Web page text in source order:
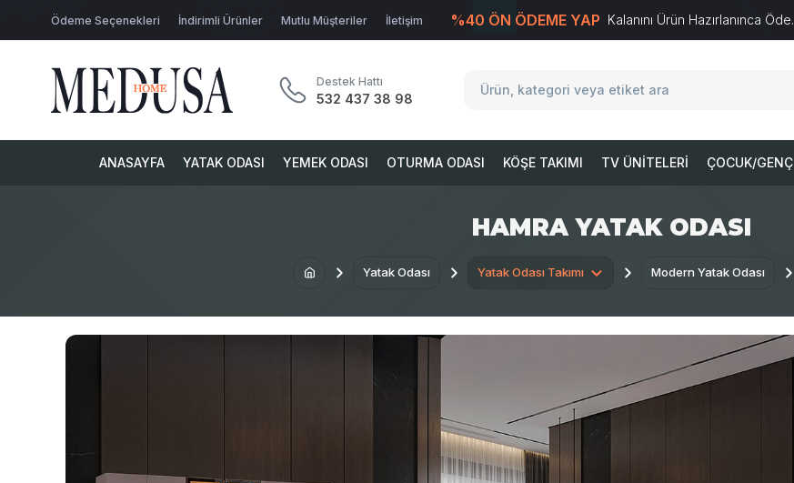
Ödeme Seçenekleri İndirimli Ürünler Mutlu Müşteriler İletişim %40 ÖN ÖDEME YAP Kalanını Ürün Hazırlanınca Öde.
Destek Hattı
532 437 38 98
ANASAYFA YATAK ODASI YEMEK ODASI OTURMA ODASI KÖŞE TAKIMI TV ÜNITELERI ÇOCUK/GENÇ
HAMRA YATAK ODASI
Yatak Odası Yatak Odası Takımı Modern Yatak Odası
T-Soft E-TicaretSistemleriyle Hazırlanmıştır.